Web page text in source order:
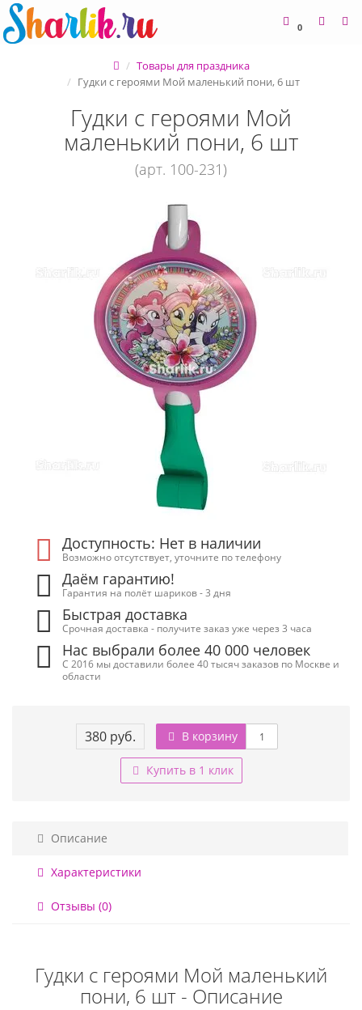
0
Товары для праздника
Гудки с героями Мой маленький пони, 6 шт
Гудки с героями Мой
маленький пони, 6 шт
(арт. 100-231)
Доступность: Нет в наличии
Возможно отсутствует, уточните по телефону
Даём гарантию!
Гарантия на полёт шариков - 3 дня
Быстрая доставка
Срочная доставка - получите заказ уже через 3 часа
Нас выбрали более 40 000 человек
С 2016 мы доставили более 40 тысяч заказов по Москве и
области
380 руб. В корзину
Купить в 1 клик
Описание
Характеристики
Отзывы (0)
Гудки с героями Мой маленький
пони, 6 шт - Описание